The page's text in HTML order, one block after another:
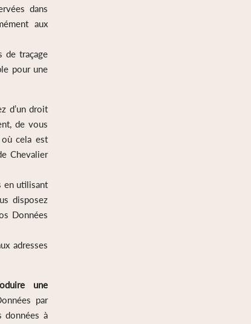
dans
aux
de traçage
pour une
d’un droit
de vous
cela est
Chevalier
en utilisant
disposez
Données
adresses
une
par
données à